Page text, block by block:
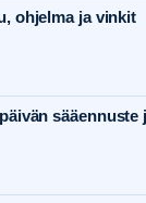
ohjelma ja vinkit
sääennuste